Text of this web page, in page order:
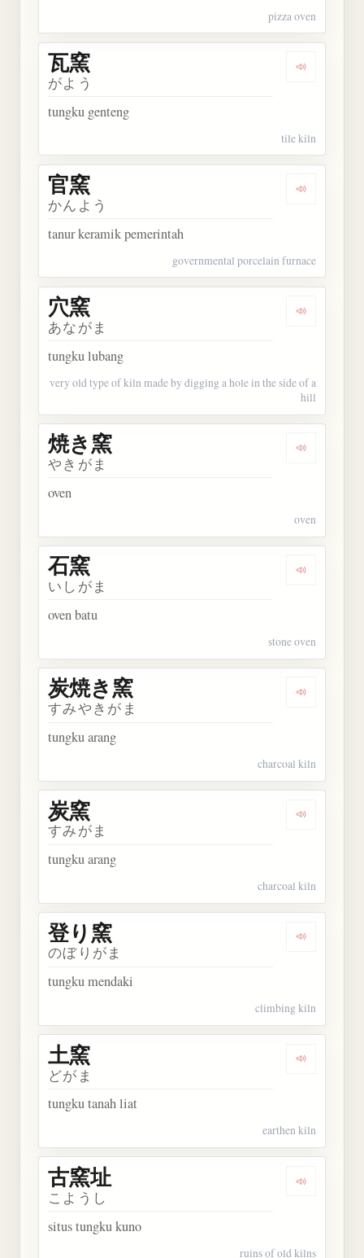
pizza oven
Dengarkan
瓦窯
がよう
tungku genteng
tile kiln
Dengarkan
官窯
かんよう
tanur keramik pemerintah
governmental porcelain furnace
Dengarkan
穴窯
あながま
tungku lubang
very old type of kiln made by digging a hole in the side of a
hill
Dengarkan
焼き窯
やきがま
oven
oven
Dengarkan
石窯
いしがま
oven batu
stone oven
Dengarkan
炭焼き窯
すみやきがま
tungku arang
charcoal kiln
Dengarkan
炭窯
すみがま
tungku arang
charcoal kiln
Dengarkan
登り窯
のぼりがま
tungku mendaki
climbing kiln
Dengarkan
土窯
どがま
tungku tanah liat
earthen kiln
Dengarkan
古窯址
こようし
situs tungku kuno
ruins of old kilns